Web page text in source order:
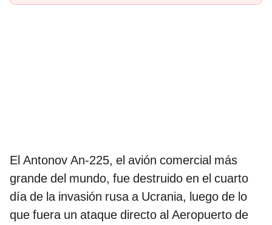
El Antonov An-225, el avión comercial más
grande del mundo, fue destruido en el cuarto
día de la invasión rusa a Ucrania, luego de lo
que fuera un ataque directo al Aeropuerto de